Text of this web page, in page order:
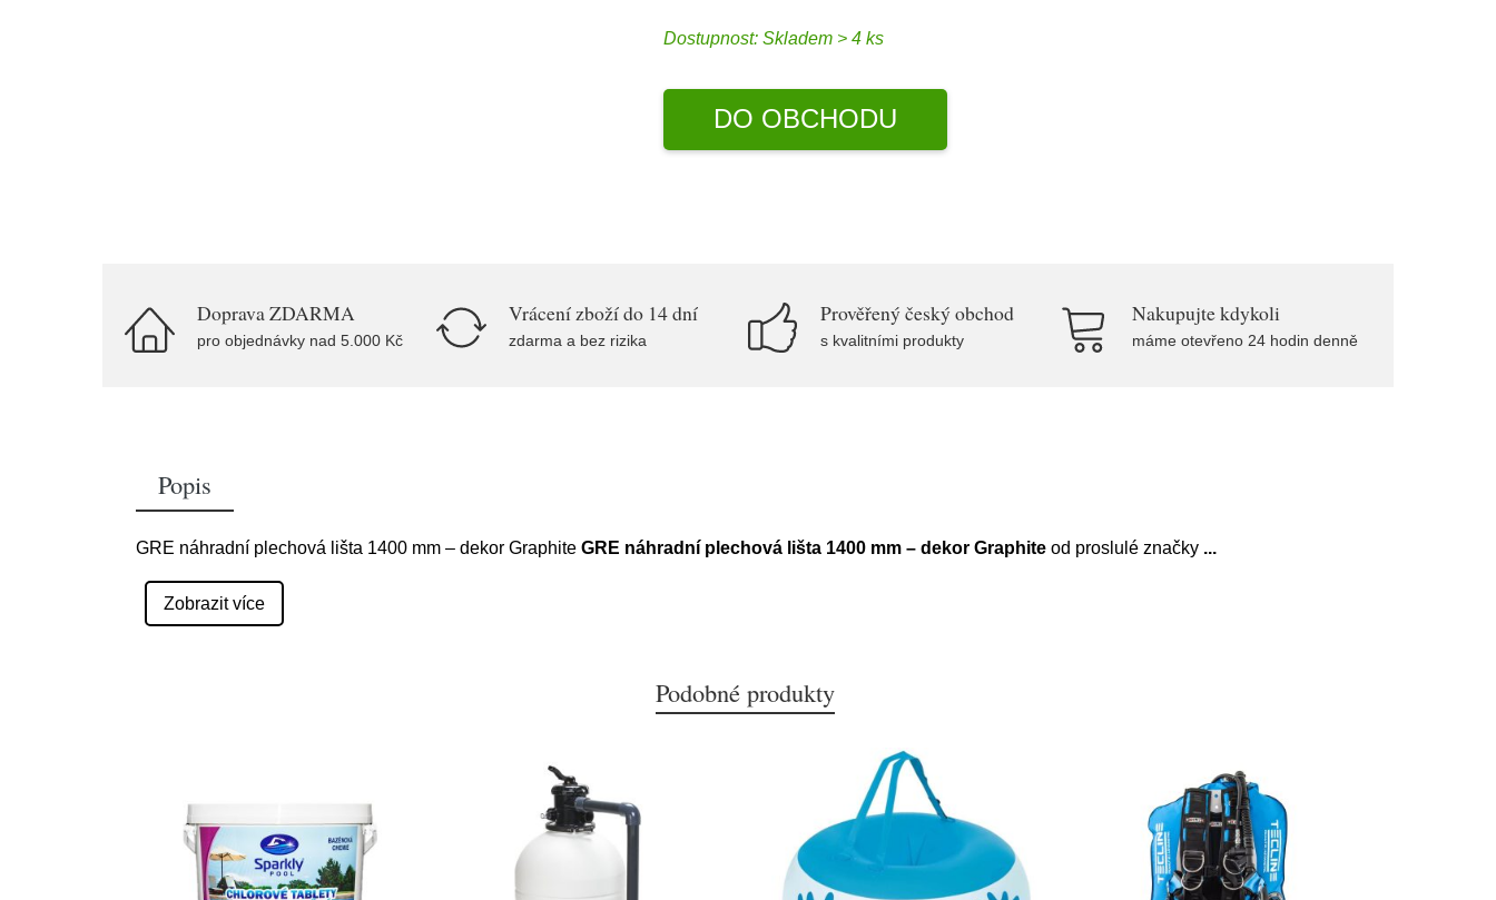
Dostupnost:Skladem > 4 ks
DO OBCHODU
Doprava ZDARMA
pro objednávky nad 5.000 Kč
Vrácení zboží do 14 dní
zdarma a bez rizika
Prověřený český obchod
s kvalitními produkty
Nakupujte kdykoli
máme otevřeno 24 hodin denně
Popis
GRE náhradní plechová lišta 1400 mm – dekor Graphite GRE náhradní plechová lišta 1400 mm – dekor Graphite od proslulé značky ...
Zobrazit více
Podobné produkty